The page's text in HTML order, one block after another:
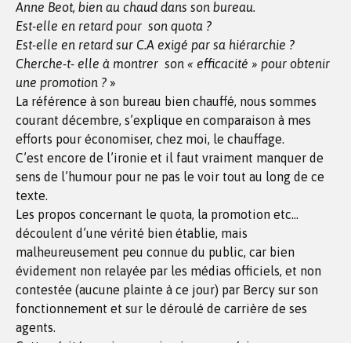
Anne Beot, bien au chaud dans son bureau.
Est-elle en retard pour son quota ?
Est-elle en retard sur C.A exigé par sa hiérarchie ?
Cherche-t- elle à montrer son « efficacité » pour obtenir
une promotion ? »
La référence à son bureau bien chauffé, nous sommes
courant décembre, s’explique en comparaison à mes
efforts pour économiser, chez moi, le chauffage.
C’est encore de l’ironie et il faut vraiment manquer de
sens de l’humour pour ne pas le voir tout au long de ce
texte.
Les propos concernant le quota, la promotion etc…
découlent d’une vérité bien établie, mais
malheureusement peu connue du public, car bien
évidement non relayée par les médias officiels, et non
contestée (aucune plainte à ce jour) par Bercy sur son
fonctionnement et sur le déroulé de carrière de ses
agents.